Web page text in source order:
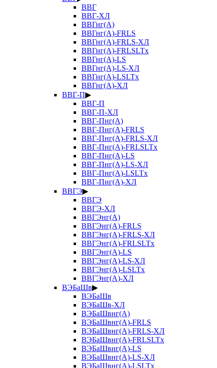
ВВГ
ВВГ-ХЛ
ВВГнг(А)
ВВГнг(А)-FRLS
ВВГнг(А)-FRLS-ХЛ
ВВГнг(А)-FRLSLTx
ВВГнг(А)-LS
ВВГнг(А)-LS-ХЛ
ВВГнг(А)-LSLTx
ВВГнг(А)-ХЛ
ВВГ-П▶
ВВГ-П
ВВГ-П-ХЛ
ВВГ-Пнг(А)
ВВГ-Пнг(А)-FRLS
ВВГ-Пнг(А)-FRLS-ХЛ
ВВГ-Пнг(А)-FRLSLTx
ВВГ-Пнг(А)-LS
ВВГ-Пнг(А)-LS-ХЛ
ВВГ-Пнг(А)-LSLTx
ВВГ-Пнг(А)-ХЛ
ВВГЭ▶
ВВГЭ
ВВГЭ-ХЛ
ВВГЭнг(А)
ВВГЭнг(А)-FRLS
ВВГЭнг(А)-FRLS-ХЛ
ВВГЭнг(А)-FRLSLTx
ВВГЭнг(А)-LS
ВВГЭнг(А)-LS-ХЛ
ВВГЭнг(А)-LSLTx
ВВГЭнг(А)-ХЛ
ВЭБаШв▶
ВЭБаШв
ВЭБаШв-ХЛ
ВЭБаШвнг(А)
ВЭБаШвнг(А)-FRLS
ВЭБаШвнг(А)-FRLS-ХЛ
ВЭБаШвнг(А)-FRLSLTx
ВЭБаШвнг(А)-LS
ВЭБаШвнг(А)-LS-ХЛ
ВЭБаШвнг(А)-LSLTx